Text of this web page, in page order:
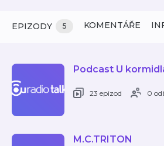
EPIZODY 5 KOMENTÁŘE
Podcast U
23 epizod 0
M.C.TRITON